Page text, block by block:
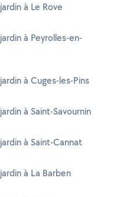
à Le Rove
à Peyrolles-en-
à Cuges-les-Pins
à Saint-Savournin
à Saint-Cannat
à La Barben